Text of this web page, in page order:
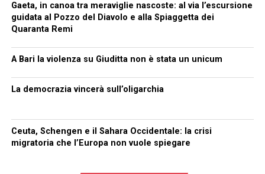
Gaeta, in canoa tra meraviglie nascoste: al via l’escursione
guidata al Pozzo del Diavolo e alla Spiaggetta dei
Quaranta Remi
A Bari la violenza su Giuditta non è stata un unicum
La democrazia vincerà sull’oligarchia
Ceuta, Schengen e il Sahara Occidentale: la crisi
migratoria che l’Europa non vuole spiegare